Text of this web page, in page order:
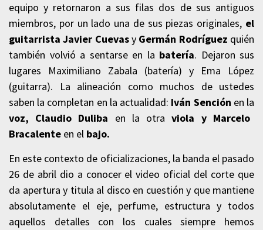
equipo y retornaron a sus filas dos de sus antiguos
miembros, por un lado una de sus piezas originales, el
guitarrista Javier Cuevasy Germán Rodríguez quién
también volvió a sentarse en la batería. Dejaron sus
lugares Maximiliano Zabala (batería) y Ema López
(guitarra). La alineación como muchos de ustedes
saben la completan en la actualidad: Iván Sención en la
voz, Claudio Duliba en la otraviola y Marcelo
Bracalente en el bajo.
En este contexto de oficializaciones, la banda el pasado
26 de abril dio a conocer el video oficial del corte que
da apertura y titula al disco en cuestión y que mantiene
absolutamente el eje, perfume, estructura y todos
aquellos detalles con los cuales siempre hemos